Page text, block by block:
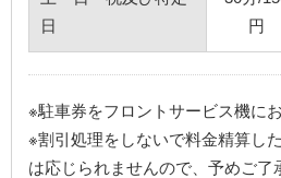
日
円
※駐車券をフロントサービス機に
※割引処理をしないで料金精算し
は応じられませんので、予めご了